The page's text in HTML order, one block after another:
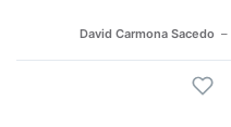
David Carmona Sacedo